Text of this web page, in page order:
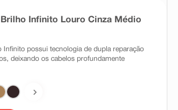
Infinito Louro Cinza Médio
Infinito possui tecnologia de dupla reparação
deixando os cabelos profundamente